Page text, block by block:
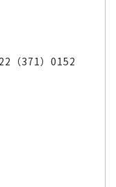
（371）0152